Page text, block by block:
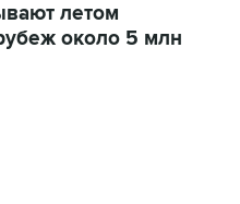
летом
около 5 млн